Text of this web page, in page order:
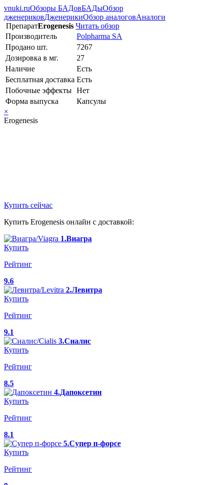
vnuki.ruОбзоры БАДовБАДыОбзор
дженериковДженерикиОбзор аналоговАналоги
ПрепаратErogenesis Читать обзор
Производитель
Polpharma SA
Продано шт.
7267
Дозировка в мг.
27
Наличие
Есть
Бесплатная доставка Есть
Побочные эффекты Нет
Форма выпуска
Капсулы
×
Erogenesis
Купить сейчас
Купить Erogenesis онлайн с доставкой:
1.Виагра
Купить
Рейтинг
9.6
2.Левитра
Купить
Рейтинг
9.1
3.Сиалис
Купить
Рейтинг
8.5
4.Дапоксетин
Купить
Рейтинг
8.1
5.Супер п-форсе
Купить
Рейтинг